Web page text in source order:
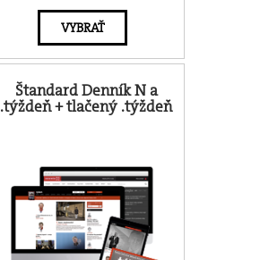
VYBRAŤ
Štandard Denník N a
.týždeň + tlačený .týždeň